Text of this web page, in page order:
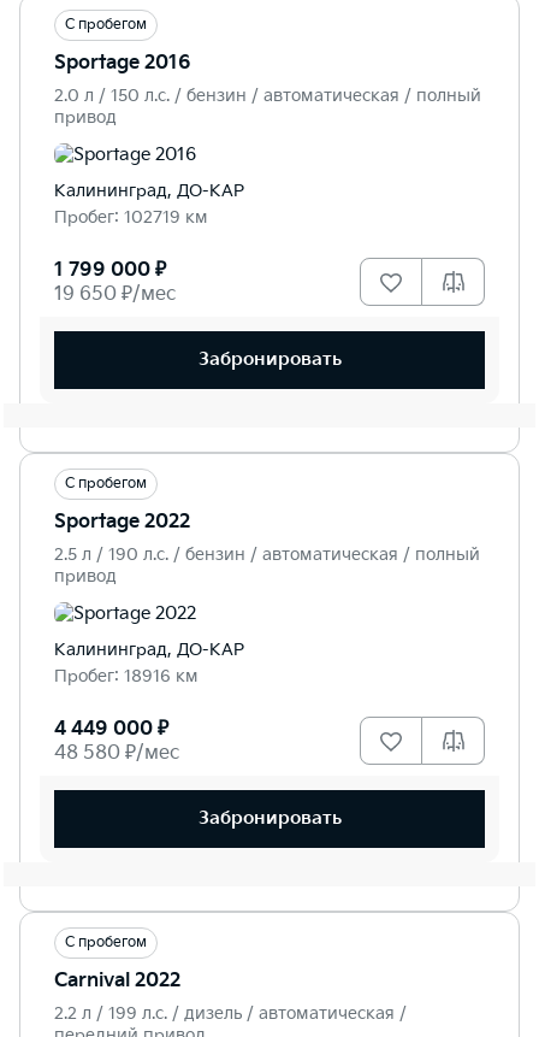
С пробегом
Sportage 2016
2.0 л / 150 л.c. / бензин / автоматическая / полный
привод
Калининград, ДО-КАР
Пробег: 102719 км
1 799 000 ₽
19 650 ₽/мес
Забронировать
С пробегом
Sportage 2022
2.5 л / 190 л.c. / бензин / автоматическая / полный
привод
Калининград, ДО-КАР
Пробег: 18916 км
4 449 000 ₽
48 580 ₽/мес
Забронировать
С пробегом
Carnival 2022
2.2 л / 199 л.c. / дизель / автоматическая /